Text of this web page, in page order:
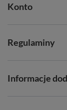
Konto
Regulaminy
Informacje